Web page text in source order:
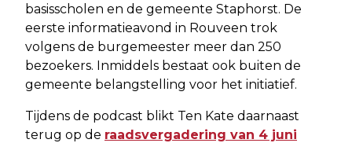
basisscholen en de gemeente Staphorst. De
eerste informatieavond in Rouveen trok
volgens de burgemeester meer dan 250
bezoekers. Inmiddels bestaat ook buiten de
gemeente belangstelling voor het initiatief.
Tijdens de podcast blikt Ten Kate daarnaast
terug op de raadsvergadering van 4 juni